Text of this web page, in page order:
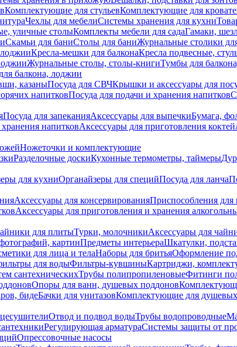
Комплектующие для стульевКомплектующие для
Чехлы для мебелиСистемы хранения для кухни
уличные столыКомплекты мебели для садаГамаки,
Скамьи для баниСтолы для баниЖурнальные столики
Кресла-мешки для балконаКресла подвесные,
Журнальные столы, столы-книгиТумбы для
балкона, лоджии
казаныПосуда для СВЧКрышки и аксессуары для
напитковПосуда для подачи и хранения напитков
Посуда для запеканияАксессуары для выпечкиБумага,
напитковАксессуары для приготовления
Ножеточки и комплектующие
Разделочные доскиКухонные термометры, таймеры
для кухниОрганайзеры для специйПосуда для ланча
Аксессуары для консервированияПриспособления для
Аксессуары для приготовления и хранения
для плитыТурки, молочникиАксессуары для
картинПредметы интерьераШкатулки,
для лица и телаНаборы для бритьяОформление
для водыФильтры-кувшиныКартриджи,
сантехническихТрубы полипропиленовыеФитинги
Опоры для ванн, душевых поддонов
бидеБачки для унитазовКомплектующие для душевых
Отвод и подвод водыТрубы водопроводные
Регулирующая арматураСистемы защиты от
Опрессовочные насосы